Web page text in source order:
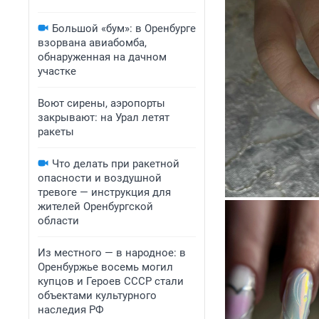
Большой «бум»: в Оренбурге
взорвана авиабомба,
обнаруженная на дачном
участке
Воют сирены, аэропорты
закрывают: на Урал летят
ракеты
Что делать при ракетной
опасности и воздушной
тревоге — инструкция для
жителей Оренбургской
области
Из местного — в народное: в
Оренбуржье восемь могил
купцов и Героев СССР стали
объектами культурного
наследия РФ